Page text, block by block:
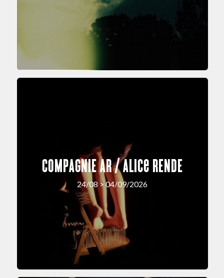
COMPAGNIE AR / Alice RENDE
24/08 > 04/09/2026